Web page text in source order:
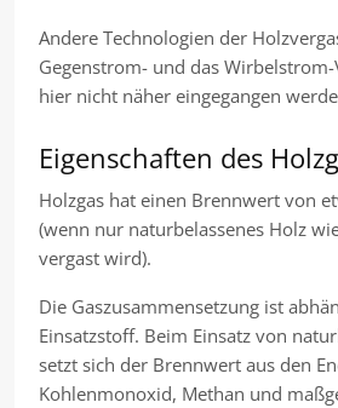
Andere Technologien der
Gegenstrom- und das
hier nicht näher eingegangen
Eigenschaften des
Holzgas hat einen Brennwert von
(wenn nur naturbelassenes Holz
vergast wird).
Die Gaszusammensetzung ist
Einsatzstoff. Beim Einsatz von
setzt sich der Brennwert aus den
Kohlenmonoxid, Methan und